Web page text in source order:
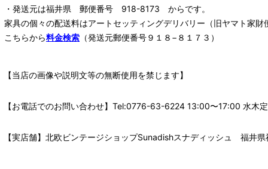
・発送元は福井県 郵便番号 918-8173 からです。
家具の個々の配送料はアートセッティングデリバリー （旧ヤマト家財
こちらから料金検索 （発送元郵便番号９１８−８１７３）
【当店の画像や説明文等の無断使用を禁じます】
【お電話でのお問い合わせ】Tel:0776-63-6224 13:00〜17:00 水木
【実店舗】北欧ビンテージショップSunadishスナディッシュ 福井